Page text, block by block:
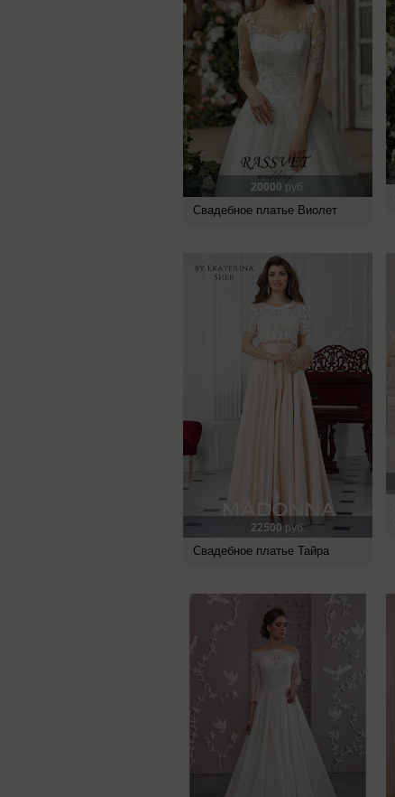
20000 руб.
Свадебное платье Виолет
22500 руб.
Свадебное платье Тайра